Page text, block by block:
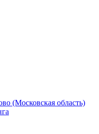
(Московская область)